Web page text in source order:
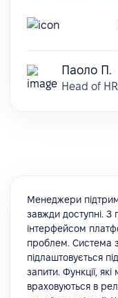
Паоло П.
Head of HR
Менеджери
завжди доступні.
інтерфейсом
проблем. Система
підлаштовується
запити. Функції,
враховуються в